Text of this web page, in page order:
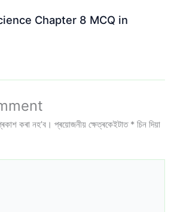
Chapter 8 MCQ in
কৰা নহ’ব। প্ৰয়োজনীয় ক্ষেত্ৰকেইটাত * চিন দিয়া